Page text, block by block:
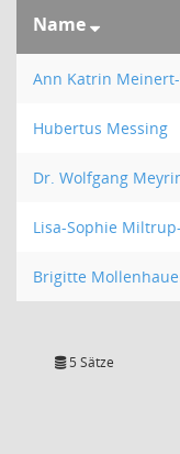
Name
Ann Katrin
Hubertus Messing
Dr. Wolfgang
Lisa-Sophie
Brigitte
5 Sätze